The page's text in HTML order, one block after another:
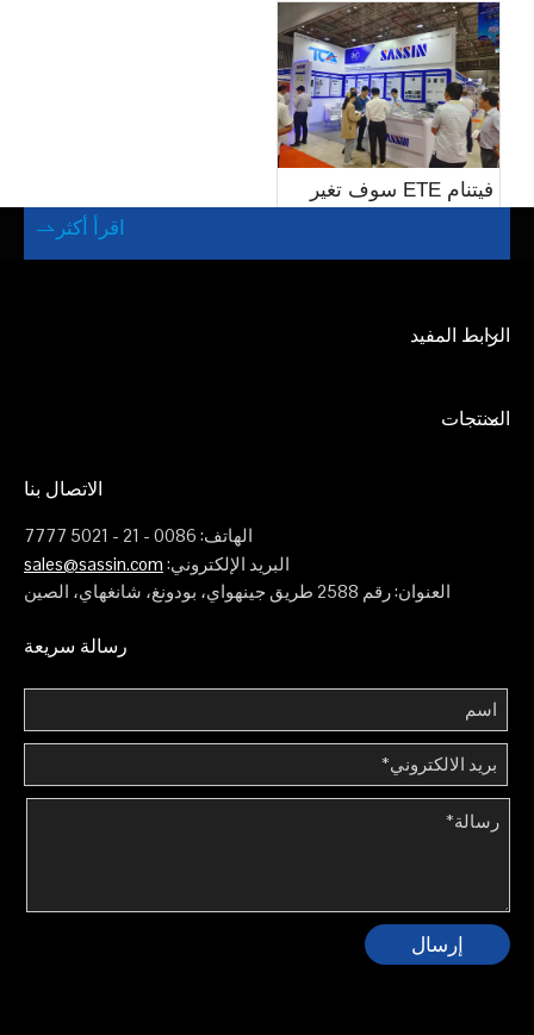
الكهربائية
فيتنام ETE سوف تغير
المستقبل في عام 2024
اقرأ أكثر 
الرابط المفيد
المنتجات
الاتصال بنا
الهاتف: 0086 - 21 - 5021 7777
البريد الإلكتروني: sales@sassin.com
العنوان: رقم 2588 طريق جينهواي، بودونغ، شانغهاي، الصين
رسالة سريعة
إرسال